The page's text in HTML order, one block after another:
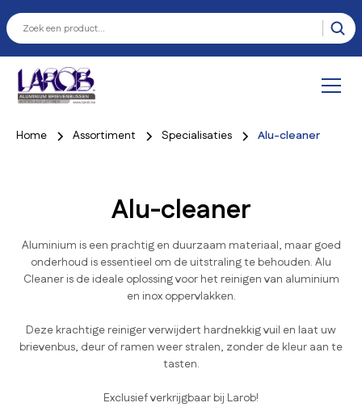
Home Assortiment Specialisaties Alu-cleaner
Alu-cleaner
Aluminium is een prachtig en duurzaam materiaal, maar goed
onderhoud is essentieel om de uitstraling te behouden. Alu
Cleaner is de ideale oplossing voor het reinigen van aluminium
en inox oppervlakken.
Deze krachtige reiniger verwijdert hardnekkig vuil en laat uw
brievenbus, deur of ramen weer stralen, zonder de kleur aan te
tasten.
Exclusief verkrijgbaar bij Larob!